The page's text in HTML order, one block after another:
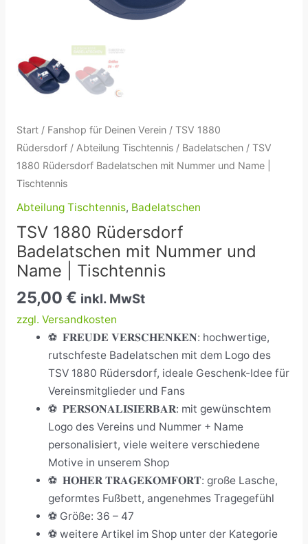
Start/ Fanshop für Deinen Verein/ TSV 1880
Rüdersdorf/ Abteilung Tischtennis/ Badelatschen/ TSV
1880 Rüdersdorf Badelatschen mit Nummer und Name |
Tischtennis
Abteilung Tischtennis, Badelatschen
TSV 1880 Rüdersdorf
Badelatschen mit Nummer und
Name | Tischtennis
25,00 € inkl. MwSt
zzgl. Versandkosten
⚽ 𝐅𝐑𝐄𝐔𝐃𝐄 𝐕𝐄𝐑𝐒𝐂𝐇𝐄𝐍𝐊𝐄𝐍: hochwertige,
rutschfeste Badelatschen mit dem Logo des
TSV 1880 Rüdersdorf, ideale Geschenk-Idee für
Vereinsmitglieder und Fans
⚽ 𝐏𝐄𝐑𝐒𝐎𝐍𝐀𝐋𝐈𝐒𝐈𝐄𝐑𝐁𝐀𝐑: mit gewünschtem
Logo des Vereins und Nummer + Name
personalisiert, viele weitere verschiedene
Motive in unserem Shop
⚽ 𝐇𝐎𝐇𝐄𝐑 𝐓𝐑𝐀𝐆𝐄𝐊𝐎𝐌𝐅𝐎𝐑𝐓: große Lasche,
geformtes Fußbett, angenehmes Tragegefühl
⚽ Größe: 36 – 47
⚽ weitere Artikel im Shop unter der Kategorie